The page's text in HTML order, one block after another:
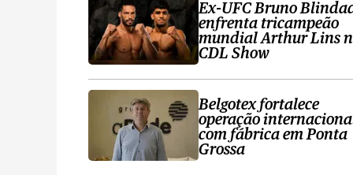
Ex-UFC Bruno
enfrenta tricampeão
mundial Arthur Lins
CDL Show
Belgotex fortalece
operação
com fábrica em Ponta
Grossa